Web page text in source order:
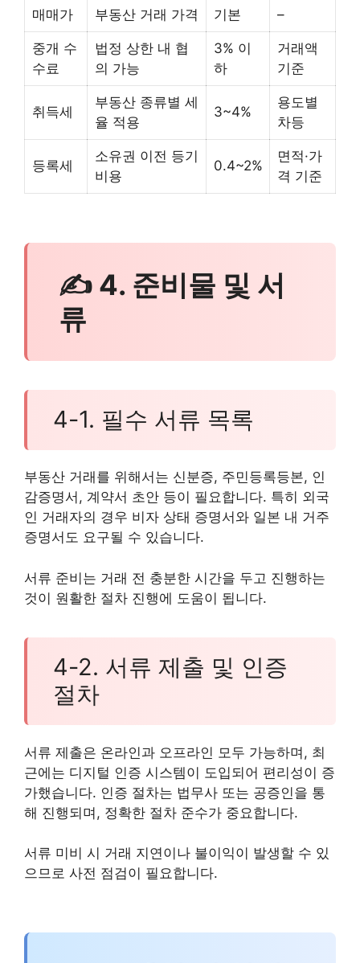
매매가 부동산 거래 가격 기본 –
중개 수
수료
법정 상한 내 협
의 가능
3% 이
하
거래액
기준
취득세
부동산 종류별 세
율 적용
3~4%
용도별
차등
등록세
소유권 이전 등기
비용
0.4~2%
면적·가
격 기준
✍ 4. 준비물 및 서
류
4-1. 필수 서류 목록
부동산 거래를 위해서는 신분증, 주민등록등본, 인
감증명서, 계약서 초안 등이 필요합니다. 특히 외국
인 거래자의 경우 비자 상태 증명서와 일본 내 거주
증명서도 요구될 수 있습니다.
서류 준비는 거래 전 충분한 시간을 두고 진행하는
것이 원활한 절차 진행에 도움이 됩니다.
4-2. 서류 제출 및 인증
절차
서류 제출은 온라인과 오프라인 모두 가능하며, 최
근에는 디지털 인증 시스템이 도입되어 편리성이 증
가했습니다. 인증 절차는 법무사 또는 공증인을 통
해 진행되며, 정확한 절차 준수가 중요합니다.
서류 미비 시 거래 지연이나 불이익이 발생할 수 있
으므로 사전 점검이 필요합니다.